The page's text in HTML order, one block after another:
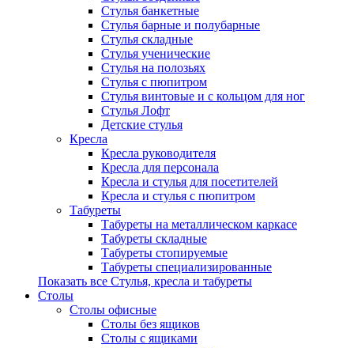
Стулья банкетные
Стулья барные и полубарные
Стулья складные
Стулья ученические
Стулья на полозьях
Стулья с пюпитром
Стулья винтовые и с кольцом для ног
Стулья Лофт
Детские стулья
Кресла
Кресла руководителя
Кресла для персонала
Кресла и стулья для посетителей
Кресла и стулья с пюпитром
Табуреты
Табуреты на металлическом каркасе
Табуреты складные
Табуреты стопируемые
Табуреты специализированные
Показать все Стулья, кресла и табуреты
Столы
Столы офисные
Столы без ящиков
Столы с ящиками